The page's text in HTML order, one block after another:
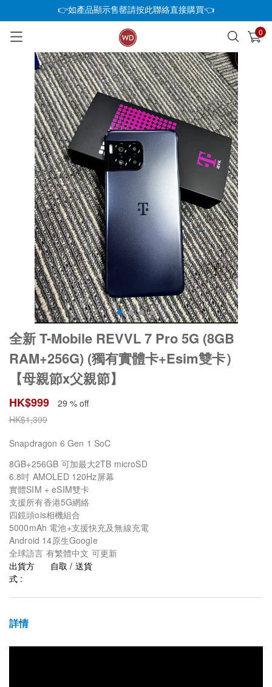
👉如產品顯示售罄請按此聯絡直接購買👈
0
已加入購物車 查看
全新 T-Mobile REVVL 7 Pro 5G (8GB
RAM+256G) (獨有實體卡+Esim雙卡）
【母親節x父親節】
HK$999
29 % off
HK$1,399
Snapdragon 6 Gen 1 SoC
8GB+256GB 可加最大2TB microSD
6.8吋 AMOLED 120Hz屏幕
實體SIM + eSIM雙卡
支援所有香港5G網絡
四鏡頭ois相機組合
5000mAh 電池+支援快充及無線充電
Android 14原生Google
全球語言 有繁體中文 可更新
出貨方
式 :
自取 / 送貨
詳情